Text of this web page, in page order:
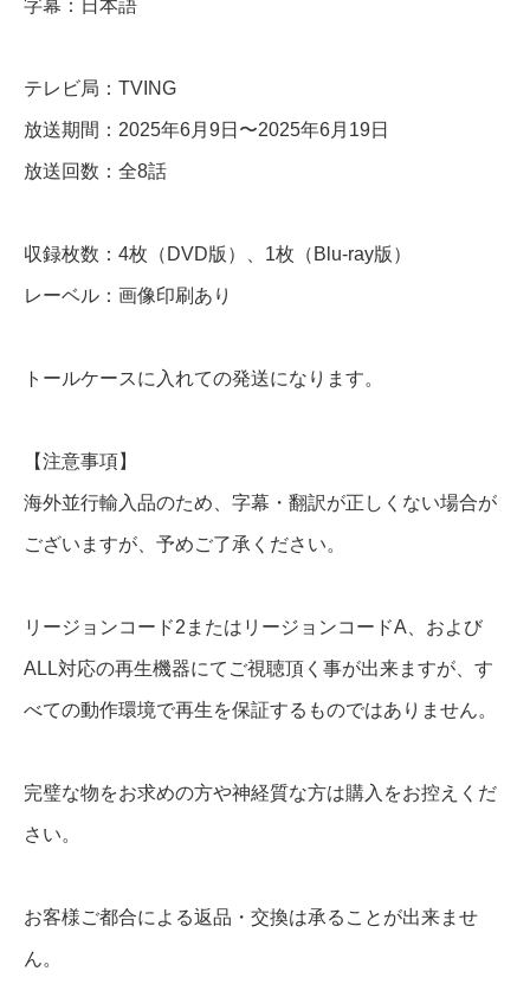
r
y
個
字幕：日本語
テレビ局：TVING
放送期間：2025年6月9日〜2025年6月19日
放送回数：全8話
収録枚数：4枚（DVD版）、1枚（Blu-ray版）
レーベル：画像印刷あり
トールケースに入れての発送になります。
【注意事項】
海外並行輸入品のため、字幕・翻訳が正しくない場合が
ございますが、予めご了承ください。
リージョンコード2またはリージョンコードA、および
ALL対応の再生機器にてご視聴頂く事が出来ますが、す
べての動作環境で再生を保証するものではありません。
完璧な物をお求めの方や神経質な方は購入をお控えくだ
さい。
お客様ご都合による返品・交換は承ることが出来ませ
ん。